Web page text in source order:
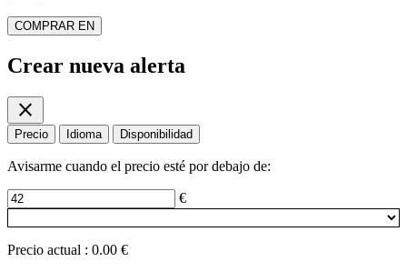
COMPRAR EN
Crear nueva alerta
close
Precio Idioma Disponibilidad
Avisarme cuando el precio esté por debajo de:
€
Precio actual : 0.00 €